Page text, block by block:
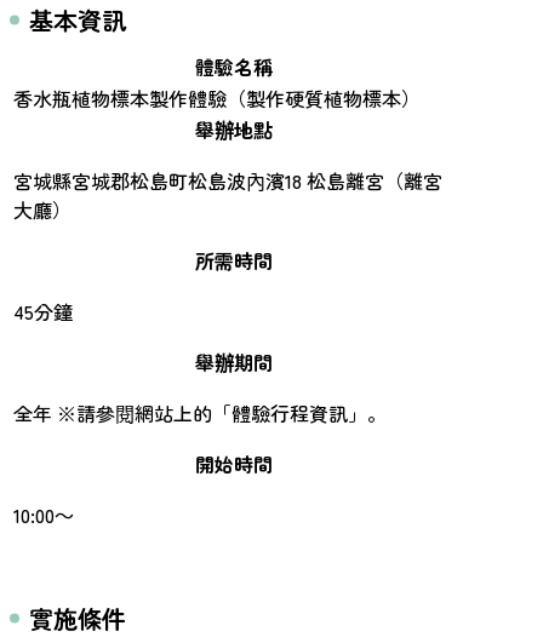
基本資訊
體驗名稱
香水瓶植物標本製作體驗（製作硬質植物標本）
舉辦地點
宮城縣宮城郡松島町松島波內濱18 松島離宮（離宮
大廳）
所需時間
45分鐘
舉辦期間
全年 ※請參閱網站上的「體驗行程資訊」。
開始時間
10:00～
實施條件